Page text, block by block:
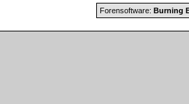
Forensoftware: Burning